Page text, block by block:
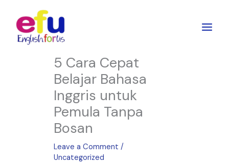
content
5 Cara Cepat
Belajar Bahasa
Inggris untuk
Pemula Tanpa
Bosan
Leave a Comment /
Uncategorized